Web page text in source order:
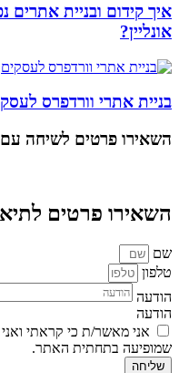
איך קידום ובניית
אונליין?
בניית אתרי וורדפרס
השאירו פרטים לשיחה עם
השאירו פרטים
שם
טלפון
הודעה
הודעה
אני מאשר/ת כי קראתי
שמופיעה בתחתית האתר.
שליחה